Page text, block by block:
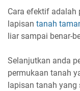
Cara efektif adalah
lapisan tanah
liar sampai benar-
Selanjutkan anda
permukaan tanah
lapisan tanah yang